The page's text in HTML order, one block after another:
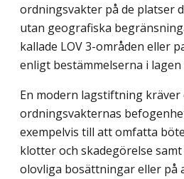
ordningsvakter på de platser
utan geografiska
kallade LOV 3-områden eller
enligt bestämmelserna i
En modern lagstiftning kräver
ordningsvakternas
exempelvis till att omfatta
klotter och skadegörelse
olovliga bosättningar eller på